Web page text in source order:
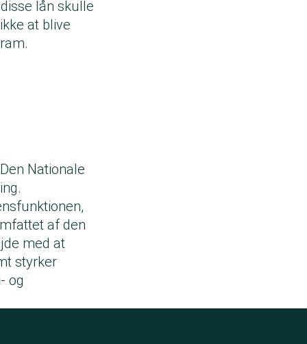
lån skulle
at blive
Nationale
af den
med at
styrker
og